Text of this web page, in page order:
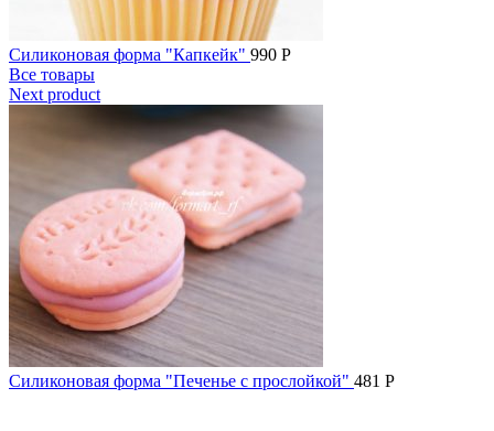
Силиконовая форма "Капкейк" 990 Р
Все товары
Next product
Силиконовая форма "Печенье с прослойкой" 481 Р